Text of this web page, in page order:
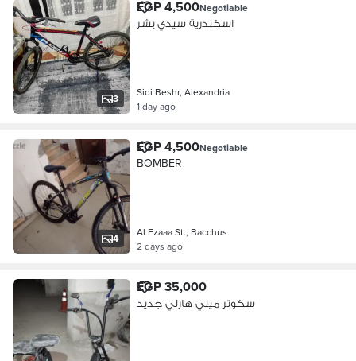
3
EGP 4,500Negotiable
اسكندرية سيدي بشر
Sidi Beshr, Alexandria
1 day ago
4
EGP 4,500Negotiable
BOMBER
Al Ezaaa St., Bacchus
2 days ago
EGP 35,000
سكوتر ميني هارلي جديد